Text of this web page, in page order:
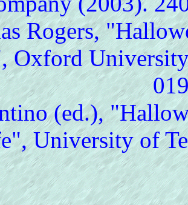
Rogers,
Oxford
(ed.),
University of